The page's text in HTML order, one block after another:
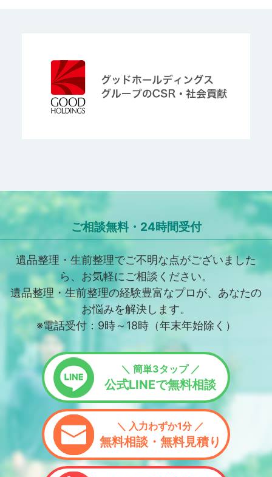
ご相談無料・24時間受付
遺品整理・生前整理でご不明な点がございました
ら、お気軽にご相談ください。
遺品整理・生前整理の経験豊富なプロが、あなたの
お悩みを解決します。
※電話受付：9時～18時（年末年始除く）
＼ 簡単3タップ ／
公式LINEで無料相談
＼ 入力わずか1分 ／
無料相談・無料見積り